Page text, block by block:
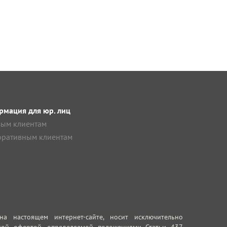
для юр. лиц
клиентам
клиентам
интернет-сайте, носит исключительно